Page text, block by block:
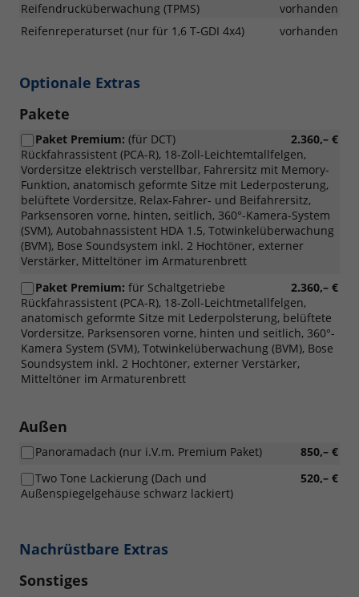
Reifendrucküberwachung (TPMS)
vorhanden
Reifenreperaturset (nur für 1,6 T-GDI 4x4)
vorhanden
Optionale Extras
Pakete
2.360,– €
Paket Premium: (für DCT)
Rückfahrassistent (PCA-R), 18-Zoll-Leichtemtallfelgen,
Vordersitze elektrisch verstellbar, Fahrersitz mit Memory-
Funktion, anatomisch geformte Sitze mit Lederposterung,
belüftete Vordersitze, Relax-Fahrer- und Beifahrersitz,
Parksensoren vorne, hinten, seitlich, 360°-Kamera-System
(SVM), Autobahnassistent HDA 1.5, Totwinkelüberwachung
(BVM), Bose Soundsystem inkl. 2 Hochtöner, externer
Verstärker, Mitteltöner im Armaturenbrett
2.360,– €
Paket Premium: für Schaltgetriebe
Rückfahrassistent (PCA-R), 18-Zoll-Leichtmetallfelgen,
anatomisch geformte Sitze mit Lederpolsterung, belüftete
Vordersitze, Parksensoren vorne, hinten und seitlich, 360°-
Kamera System (SVM), Totwinkelüberwachung (BVM), Bose
Soundsystem inkl. 2 Hochtöner, externer Verstärker,
Mitteltöner im Armaturenbrett
Außen
850,– €
Panoramadach (nur i.V.m. Premium Paket)
520,– €
Two Tone Lackierung (Dach und
Außenspiegelgehäuse schwarz lackiert)
Nachrüstbare Extras
Sonstiges